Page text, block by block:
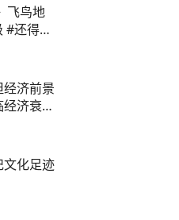
飞鸟地
#还得是
济前景
济衰退
文化足迹